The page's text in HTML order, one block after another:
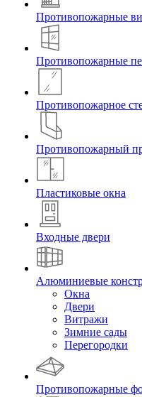
Противопожарные
Противопожарные
Противопожарное
Противопожарный
Пластиковые окна
Входные двери
Алюминиевые
Окна
Двери
Витражи
Зимние сады
Перегородки
Противопожарные